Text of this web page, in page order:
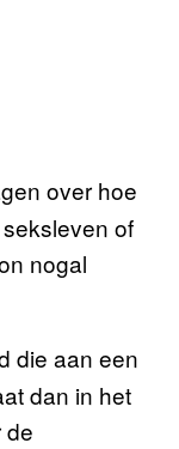
over hoe
of
nogal
die aan een
dan in het
de